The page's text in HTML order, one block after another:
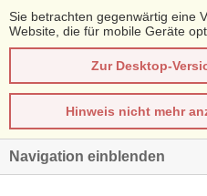
Sie betrachten gegenwärtig eine
Website, die für mobile Geräte
Zur Desktop-
Hinweis nicht mehr
Navigation einblenden